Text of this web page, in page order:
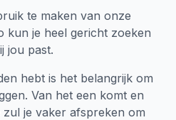
te maken van onze
kun je heel gericht zoeken
jou past.
hebt is het belangrijk om
Van het een komt en
je vaker afspreken om